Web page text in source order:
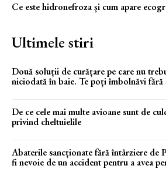
Ce este hidronefroza și cum apare
Ultimele stiri
Două soluții de curățare pe care nu
niciodată în baie. Te poți îmbolnăvi fără
De ce cele mai multe avioane sunt de
privind cheltuielile
Abaterile sancționate fără întârziere de
fi nevoie de un accident pentru a avea